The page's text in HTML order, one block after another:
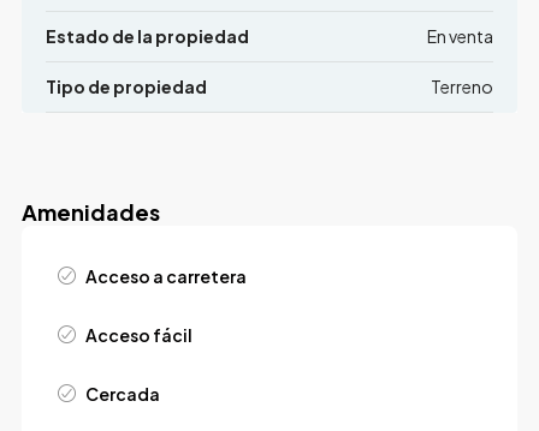
Estado de la propiedad En venta
Tipo de propiedad Terreno
Amenidades
Acceso a carretera
Acceso fácil
Cercada